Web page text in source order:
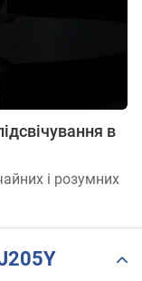
в
і розумних